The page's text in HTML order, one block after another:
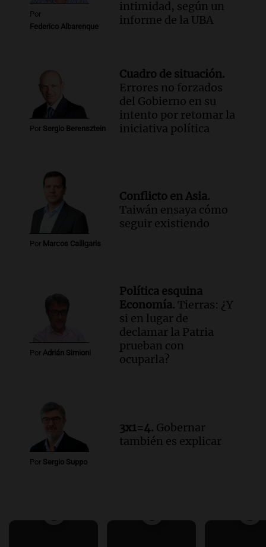
Por
Federico Albarenque
intimidad, según un
informe de la UBA
Por Sergio Berensztein
Cuadro de situación.
Errores no forzados
del Gobierno en su
intento por retomar la
iniciativa política
Por Marcos Calligaris
Conflicto en Asia.
Taiwán ensaya cómo
seguir existiendo
Por Adrián Simioni
Política esquina
Economía. Tierras: ¿Y
si en lugar de
declamar la Patria
prueban con
ocuparla?
Por Sergio Suppo
3x1=4. Gobernar
también es explicar